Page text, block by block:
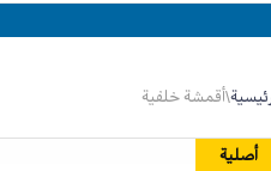
\أقمشة خلفية
أصلية